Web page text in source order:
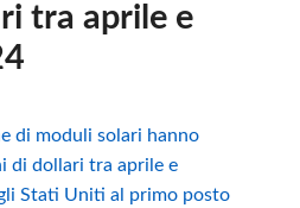
tra aprile e
di moduli solari hanno
di dollari tra aprile e
Stati Uniti al primo posto